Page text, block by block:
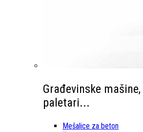
Građevinske
paletari...
Mešalice za beton